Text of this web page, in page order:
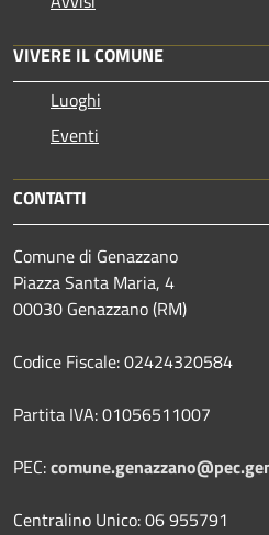
VIVERE IL COMUNE
Luoghi
Eventi
CONTATTI
Comune di Genazzano
Piazza Santa Maria, 4
00030 Genazzano (RM)
Codice Fiscale: 02424320584
Partita IVA: 01056511007
PEC:
Centralino Unico: 06 955791